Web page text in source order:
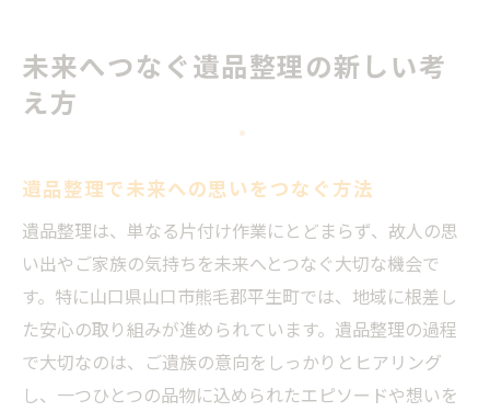
未来へつなぐ遺品整理の新しい考
え方
遺品整理で未来への思いをつなぐ方法
遺品整理は、単なる片付け作業にとどまらず、故人の思
い出やご家族の気持ちを未来へとつなぐ大切な機会で
す。特に山口県山口市熊毛郡平生町では、地域に根差し
た安心の取り組みが進められています。遺品整理の過程
で大切なのは、ご遺族の意向をしっかりとヒアリング
し、一つひとつの品物に込められたエピソードや想いを